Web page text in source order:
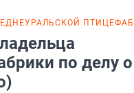
по делу